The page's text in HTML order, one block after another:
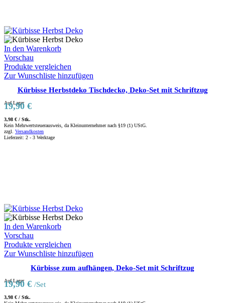
In den Warenkorb
Vorschau
Produkte vergleichen
Zur Wunschliste hinzufügen
Kürbisse Herbstdeko Tischdecko, Deko-Set mit Schriftzug
Auf Lager
19,90 €
3,98 € / Stk.
Kein Mehrwertsteuerausweis, da Kleinunternehmer nach §19 (1) UStG.
zzgl. Versandkosten
Lieferzeit: 2 - 3 Werktage
In den Warenkorb
Vorschau
Produkte vergleichen
Zur Wunschliste hinzufügen
Kürbisse zum aufhängen, Deko-Set mit Schriftzug
Auf Lager
19,90 € /Set
3,98 € / Stk.